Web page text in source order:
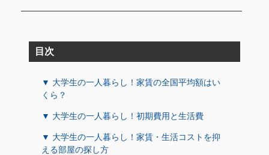
目次
▼ 大学生の一人暮らし！家賃の全国平均額はい
くら？
▼ 大学生の一人暮らし！初期費用と生活費
▼ 大学生の一人暮らし！家賃・生活コストを抑
える部屋の探し方